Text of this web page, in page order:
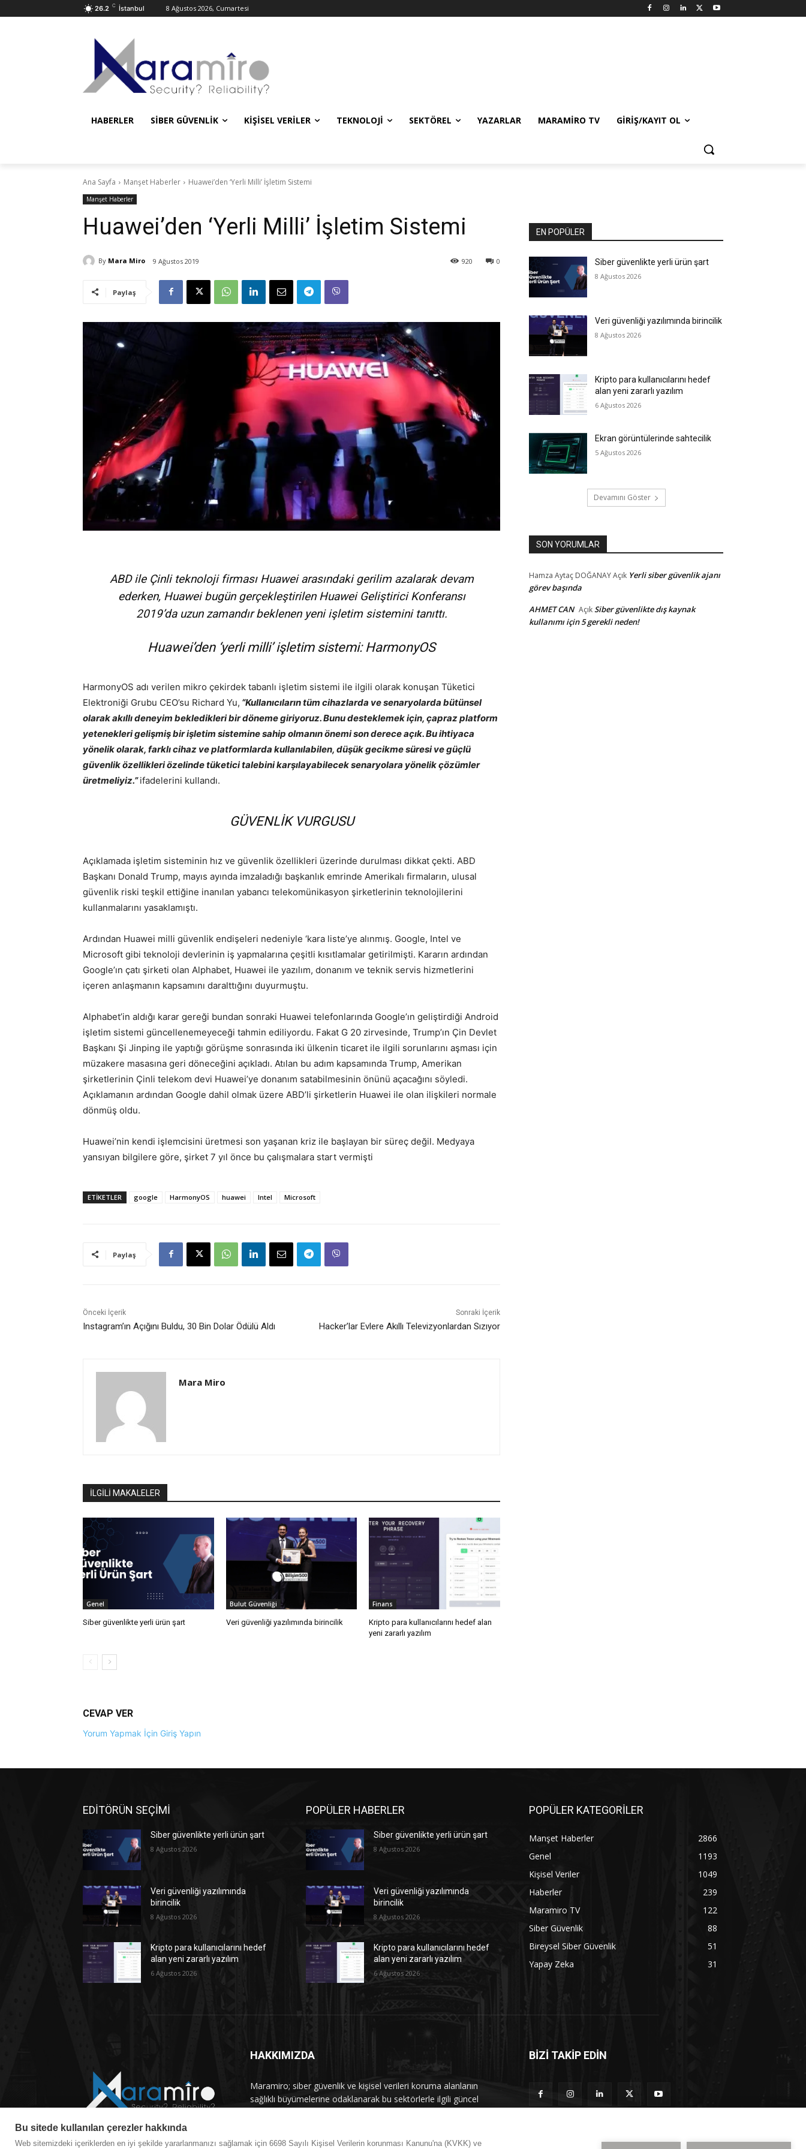
26.2 C İstanbul 8 Ağustos 2026, Cumartesi
HABERLER SIBER GÜVENLIK KIŞISEL VERILER TEKNOLOJI SEKTÖREL YAZARLAR MARAMIRO TV GIRIŞ/KAYIT OL
Ana Sayfa Manşet Haberler Huawei’den ‘Yerli Milli’ İşletim Sistemi
Manşet Haberler
Huawei’den ‘Yerli Milli’ İşletim Sistemi
By Mara Miro 9 Ağustos 2019 0
920
Paylaş
ABD ile Çinli teknoloji firması Huawei arasındaki gerilim azalarak devam
ederken, Huawei bugün gerçekleştirilen Huawei Geliştirici Konferansı
2019’da uzun zamandır beklenen yeni işletim sistemini tanıttı.
Huawei’den ‘yerli milli’ işletim sistemi: HarmonyOS
HarmonyOS adı verilen mikro çekirdek tabanlı işletim sistemi ile ilgili olarak konuşan Tüketici
Elektroniği Grubu CEO’su Richard Yu, “Kullanıcıların tüm cihazlarda ve senaryolarda bütünsel
olarak akıllı deneyim bekledikleri bir döneme giriyoruz. Bunu desteklemek için, çapraz platform
yetenekleri gelişmiş bir işletim sistemine sahip olmanın önemi son derece açık. Bu ihtiyaca
yönelik olarak, farklı cihaz ve platformlarda kullanılabilen, düşük gecikme süresi ve güçlü
güvenlik özellikleri özelinde tüketici talebini karşılayabilecek senaryolara yönelik çözümler
üretmeliyiz.” ifadelerini kullandı.
GÜVENLİK VURGUSU
Açıklamada işletim sisteminin hız ve güvenlik özellikleri üzerinde durulması dikkat çekti. ABD
Başkanı Donald Trump, mayıs ayında imzaladığı başkanlık emrinde Amerikalı firmaların, ulusal
güvenlik riski teşkil ettiğine inanılan yabancı telekomünikasyon şirketlerinin teknolojilerini
kullanmalarını yasaklamıştı.
Ardından Huawei milli güvenlik endişeleri nedeniyle ‘kara liste’ye alınmış. Google, Intel ve
Microsoft gibi teknoloji devlerinin iş yapmalarına çeşitli kısıtlamalar getirilmişti. Kararın ardından
Google’ın çatı şirketi olan Alphabet, Huawei ile yazılım, donanım ve teknik servis hizmetlerini
içeren anlaşmanın kapsamını daralttığını duyurmuştu.
Alphabet’in aldığı karar gereği bundan sonraki Huawei telefonlarında Google’ın geliştirdiği Android
işletim sistemi güncellenemeyeceği tahmin ediliyordu. Fakat G 20 zirvesinde, Trump’ın Çin Devlet
Başkanı Şi Jinping ile yaptığı görüşme sonrasında iki ülkenin ticaret ile ilgili sorunlarını aşması için
müzakere masasına geri döneceğini açıkladı. Atılan bu adım kapsamında Trump, Amerikan
şirketlerinin Çinli telekom devi Huawei’ye donanım satabilmesinin önünü açacağını söyledi.
Açıklamanın ardından Google dahil olmak üzere ABD’li şirketlerin Huawei ile olan ilişkileri normale
dönmüş oldu.
Huawei’nin kendi işlemcisini üretmesi son yaşanan kriz ile başlayan bir süreç değil. Medyaya
yansıyan bilgilere göre, şirket 7 yıl önce bu çalışmalara start vermişti
ETİKETLER google HarmonyOS huawei Intel Microsoft
Paylaş
Önceki İçerik
Instagram’ın Açığını Buldu, 30 Bin Dolar Ödülü Aldı
Sonraki İçerik
Hacker’lar Evlere Akıllı Televizyonlardan Sızıyor
Mara Miro
İLGİLİ MAKALELER
Genel
Siber güvenlikte yerli ürün şart
Bulut Güvenliği
Veri güvenliği yazılımında birincilik
Finans
Kripto para kullanıcılarını hedef alan
yeni zararlı yazılım
CEVAP VER
Yorum Yapmak İçin Giriş Yapın
EN POPÜLER
Siber güvenlikte yerli ürün şart
8 Ağustos 2026
Veri güvenliği yazılımında birincilik
8 Ağustos 2026
Kripto para kullanıcılarını hedef
alan yeni zararlı yazılım
6 Ağustos 2026
Ekran görüntülerinde sahtecilik
5 Ağustos 2026
Devamını Göster
SON YORUMLAR
Hamza Aytaç DOĞANAYAçık Yerli siber güvenlik ajanı
görev başında
AHMET CAN AçıkSiber güvenlikte dış kaynak
kullanımı için 5 gerekli neden!
EDİTÖRÜN SEÇİMİ
Siber güvenlikte yerli ürün şart
8 Ağustos 2026
Veri güvenliği yazılımında
birincilik
8 Ağustos 2026
Kripto para kullanıcılarını hedef
alan yeni zararlı yazılım
6 Ağustos 2026
POPÜLER HABERLER
Siber güvenlikte yerli ürün şart
8 Ağustos 2026
Veri güvenliği yazılımında
birincilik
8 Ağustos 2026
Kripto para kullanıcılarını hedef
alan yeni zararlı yazılım
6 Ağustos 2026
POPÜLER KATEGORİLER
Manşet Haberler
2866
Genel
1193
Kişisel Veriler
1049
Haberler
239
Maramiro TV
122
Siber Güvenlik
88
Bireysel Siber Güvenlik
51
Yapay Zeka
31
HAKKIMIZDA
Maramiro; siber güvenlik ve kişisel verileri koruma alanlarıın
sağlıklı büyümelerine odaklanarak bu sektörlerle ilgili güncel
Bizimle iletişime geçin: maramiro@sentezmedya.com.tr
BİZİ TAKİP EDİN
Bu sitede kullanılan çerezler hakkında
Web sitemizdeki içeriklerden en iyi şekilde yararlanmanızı sağlamak için 6698 Sayılı Kişisel Verilerin korunması Kanunu'na (KVKK) ve